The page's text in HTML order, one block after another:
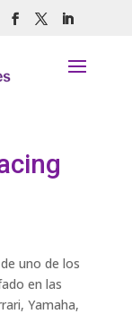
uno de los
en las
Yamaha,